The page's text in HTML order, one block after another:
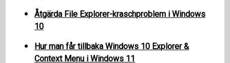
Åtgärda File Explorer-kraschproblem i Windows
10
Hur man får tillbaka Windows 10 Explorer &
Context Menu i Windows 11